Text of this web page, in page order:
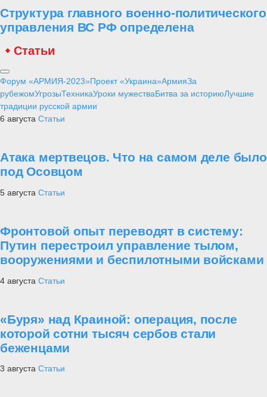
Структура главного военно-политического
управления ВС РФ определена
Статьи
Форум «АРМИЯ-2023»Проект «Украина»АрмияЗа
рубежомУгрозыТехникаУроки мужестваБитва за историюЛучшие
традиции русской армии
6 августа Статьи
Атака мертвецов. Что на самом деле было
под Осовцом
5 августа Статьи
Фронтовой опыт переводят в систему:
Путин перестроил управление тылом,
вооружениями и беспилотными войсками
4 августа Статьи
«Буря» над Краиной: операция, после
которой сотни тысяч сербов стали
беженцами
3 августа Статьи